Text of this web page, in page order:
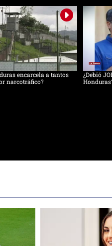
encarcela a tantos
narcotráfico?
¿Debió